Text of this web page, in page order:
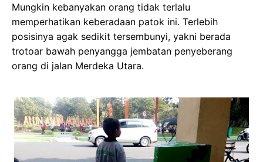
Mungkin kebanyakan orang tidak terlalu
memperhatikan keberadaan patok ini. Terlebih
posisinya agak sedikit tersembunyi, yakni berada
trotoar bawah penyangga jembatan penyeberang
orang di jalan Merdeka Utara.